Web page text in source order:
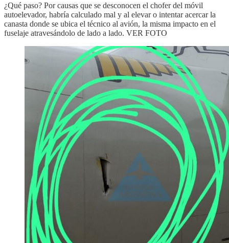
¿Qué paso? Por causas que se desconocen el chofer del móvil
autoelevador, habría calculado mal y al elevar o intentar acercar la
canasta donde se ubica el técnico al avión, la misma impacto en el
fuselaje atravesándolo de lado a lado. VER FOTO